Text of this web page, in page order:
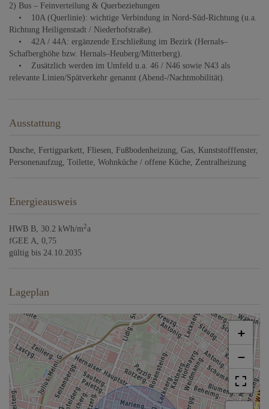
2) Bus – Feinverteilung & Querbeziehungen
• 10A (Querlinie): wichtige Verbindung in Nord-Süd-Richtung (u.a.
Richtung Heiligenstadt / Niederhofstraße).
• 42A / 44A: ergänzende Erschließung im Bezirk (Hernals–
Schafberghöhe bzw. Hernals–Heuberg/Mitterberg).
• Zusätzlich werden im Umfeld u.a. 46 / N46 sowie N43 als
relevante Linien/Spätverkehr genannt (Abend-/Nachtmobilität).
Ausstattung
Dusche Fertigparkett Fliesen Fußbodenheizung Gas Kunststofffenster
Personenaufzug Toilette Wohnküche / offene Küche Zentralheizung
Energieausweis
HWB B, 30.2 kWh/m2a
fGEE A, 0,75
gültig bis 24.10.2035
Lageplan
+
−